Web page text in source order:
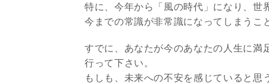
特に、今年から「風の時代」になり、世
今までの常識が非常識になってしまうこ
すでに、あなたが今のあなたの人生に満
行って下さい。
もしも、未来への不安を感じていると思